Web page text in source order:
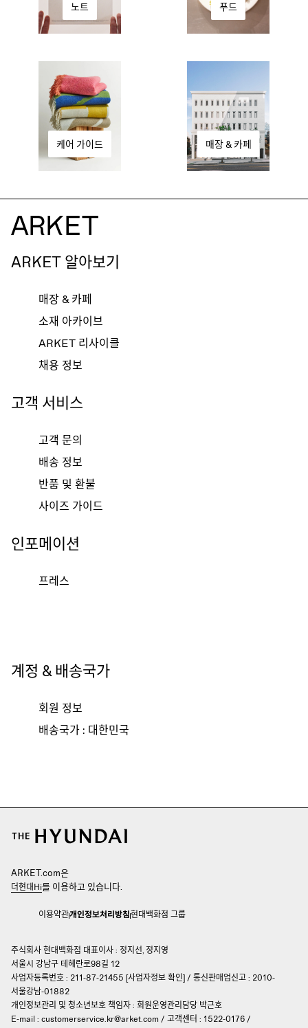
노트 푸드
케어 가이드 매장 & 카페
ARKET 알아보기
매장 & 카페
소재 아카이브
ARKET 리사이클
채용 정보
고객 서비스
고객 문의
배송 정보
반품 및 환불
사이즈 가이드
인포메이션
프레스
계정 & 배송국가
회원 정보
배송국가 : 대한민국
ARKET.com은
더현대Hi를 이용하고 있습니다.
이용약관개인정보처리방침현대백화점 그룹
주식회사 현대백화점 대표이사 : 정지선, 정지영
서울시 강남구 테헤란로98길 12
사업자등록번호 : 211-87-21455 [사업자정보 확인] / 통신판매업신고 : 2010-
서울강남-01882
개인정보관리 및 청소년보호 책임자 : 회원운영관리담당 박근호
E-mail : customerservice.kr@arket.com / 고객센터 : 1522-0176 /